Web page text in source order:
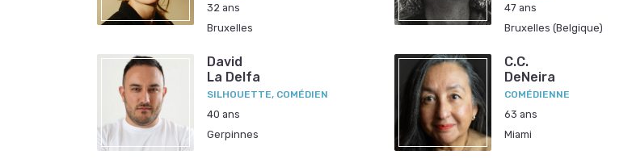
32 ans
Bruxelles
47 ans
Bruxelles (Belgique)
David
La Delfa
SILHOUETTE, COMÉDIEN
40 ans
Gerpinnes
C.C.
DeNeira
COMÉDIENNE
63 ans
Miami